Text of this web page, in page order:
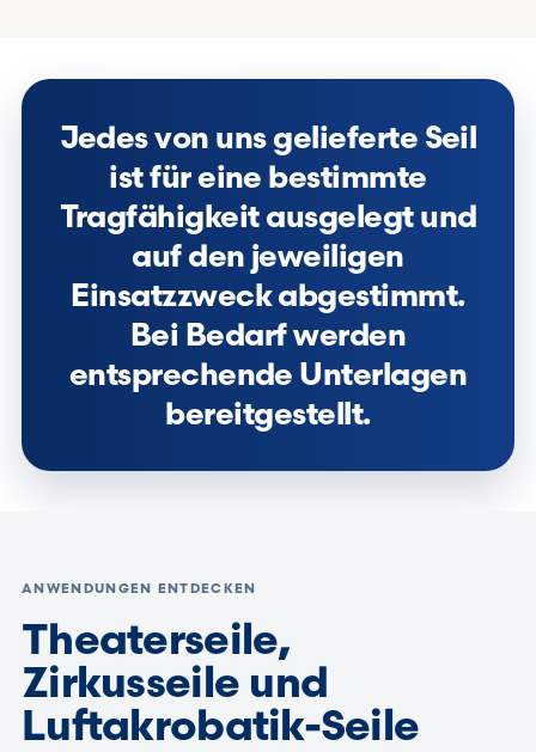
Jedes von uns gelieferte Seil
ist für eine bestimmte
Tragfähigkeit ausgelegt und
auf den jeweiligen
Einsatzzweck abgestimmt.
Bei Bedarf werden
entsprechende Unterlagen
bereitgestellt.
ANWENDUNGEN ENTDECKEN
Theaterseile,
Zirkusseile und
Luftakrobatik-Seile